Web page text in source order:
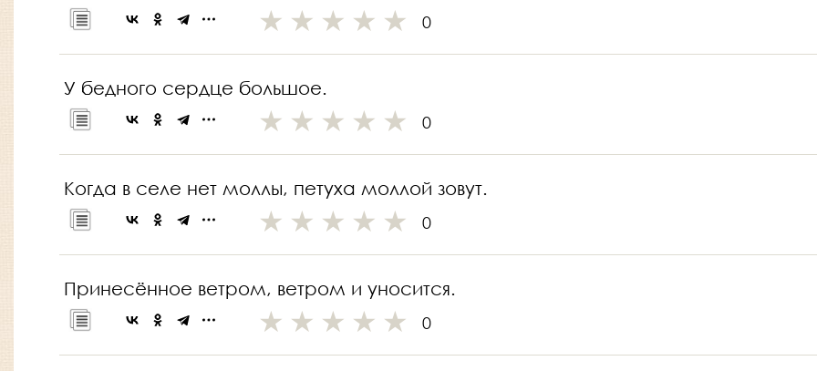
0
У бедного сердце большое.
0
Когда в селе нет моллы, петуха моллой зовут.
0
Принесённое ветром, ветром и уносится.
0